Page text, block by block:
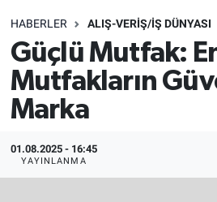
HABERLER ALIŞ-VERIŞ/İŞ DÜNYASI
Güçlü Mutfak:
Mutfakların
Marka
01.08.2025 - 16:45
YAYINLANMA
Gündem
Türkiye
Dünya
Sağlık
Eskişehirspor Arşivi
Eskişehir Arşivi
Röportaj
Ekonomi
Süper Lig Puan Durumu ve
Tüm Manşetler
Son Dakika Haberleri
Haber Arşivi